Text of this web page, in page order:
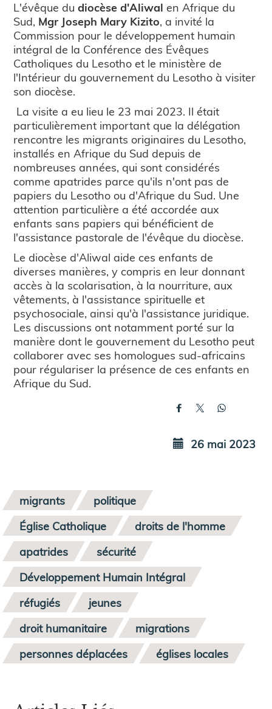
L'évêque dudiocèse d'Aliwalen Afrique du
Sud, Mgr Joseph Mary Kizito, a invité la
Commission pour le développement humain
intégral de la Conférence des Évêques
Catholiques du Lesotho et le ministère de
l'Intérieur du gouvernement du Lesotho à visiter
son diocèse.
La visite a eu lieu le 23 mai 2023. Il était
particulièrement important que la délégation
rencontre les migrants originaires du Lesotho,
installés en Afrique du Sud depuis de
nombreuses années, qui sont considérés
comme apatrides parce qu'ils n'ont pas de
papiers du Lesotho ou d'Afrique du Sud. Une
attention particulière a été accordée aux
enfants sans papiers qui bénéficient de
l'assistance pastorale de l'évêque du diocèse.
Le diocèse d'Aliwal aide ces enfants de
diverses manières, y compris en leur donnant
accès à la scolarisation, à la nourriture, aux
vêtements, à l'assistance spirituelle et
psychosociale, ainsi qu'à l'assistance juridique.
Les discussions ont notamment porté sur la
manière dont le gouvernement du Lesotho peut
collaborer avec ses homologues sud-africains
pour régulariser la présence de ces enfants en
Afrique du Sud.
26 mai 2023
migrants
politique
Église Catholique
droits de l'homme
apatrides
sécurité
Développement Humain Intégral
réfugiés
jeunes
droit humanitaire
migrations
personnes déplacées
églises locales